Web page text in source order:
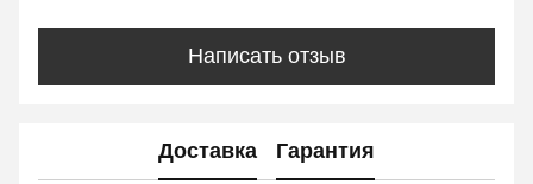
Написать отзыв
Доставка Гарантия